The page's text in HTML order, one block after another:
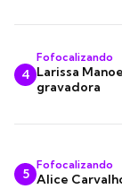
4
Fofocalizando
Larissa
gravadora
5
Fofocalizando
Alice